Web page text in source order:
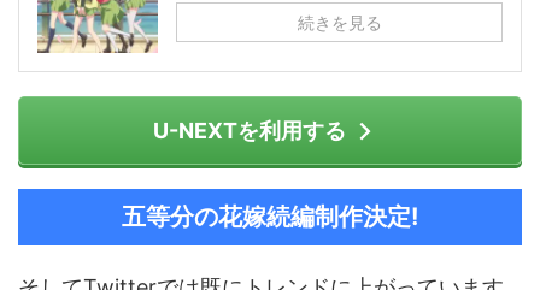
続きを見る
U-NEXTを利用する
五等分の花嫁続編制作決定!